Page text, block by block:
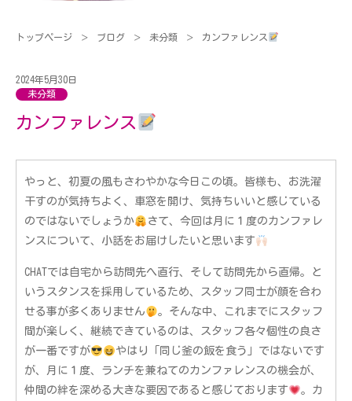
トップページ ブログ 未分類 カンファレンス
2024年5月30日
未分類
カンファレンス
やっと、初夏の風もさわやかな今日この頃。皆様も、お洗濯
干すのが気持ちよく、車窓を開け、気持ちいいと感じている
のではないでしょうか
さて、今回は月に１度のカンファレ
ンスについて、小話をお届けしたいと思います
CHATでは自宅から訪問先へ直行、そして訪問先から直帰。と
いうスタンスを採用しているため、スタッフ同士が顔を合わ
せる事が多くありません
。そんな中、これまでにスタッフ
間が楽しく、継続できているのは、スタッフ各々個性の良さ
が一番ですが
やはり「同じ釜の飯を食う」ではないです
が、月に１度、ランチを兼ねてのカンファレンスの機会が、
仲間の絆を深める大きな要因であると感じております
。カ